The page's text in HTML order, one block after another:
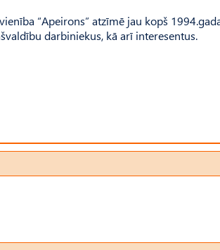
“Apeirons” atzīmē jau kopš
darbiniekus, kā arī interesentus.